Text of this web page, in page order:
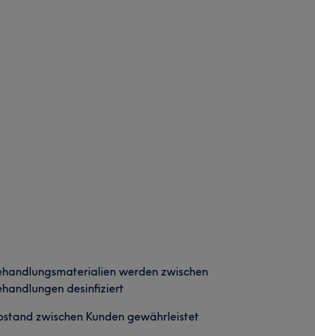
werden zwischen
desinfiziert
zwischen Kunden gewährleistet